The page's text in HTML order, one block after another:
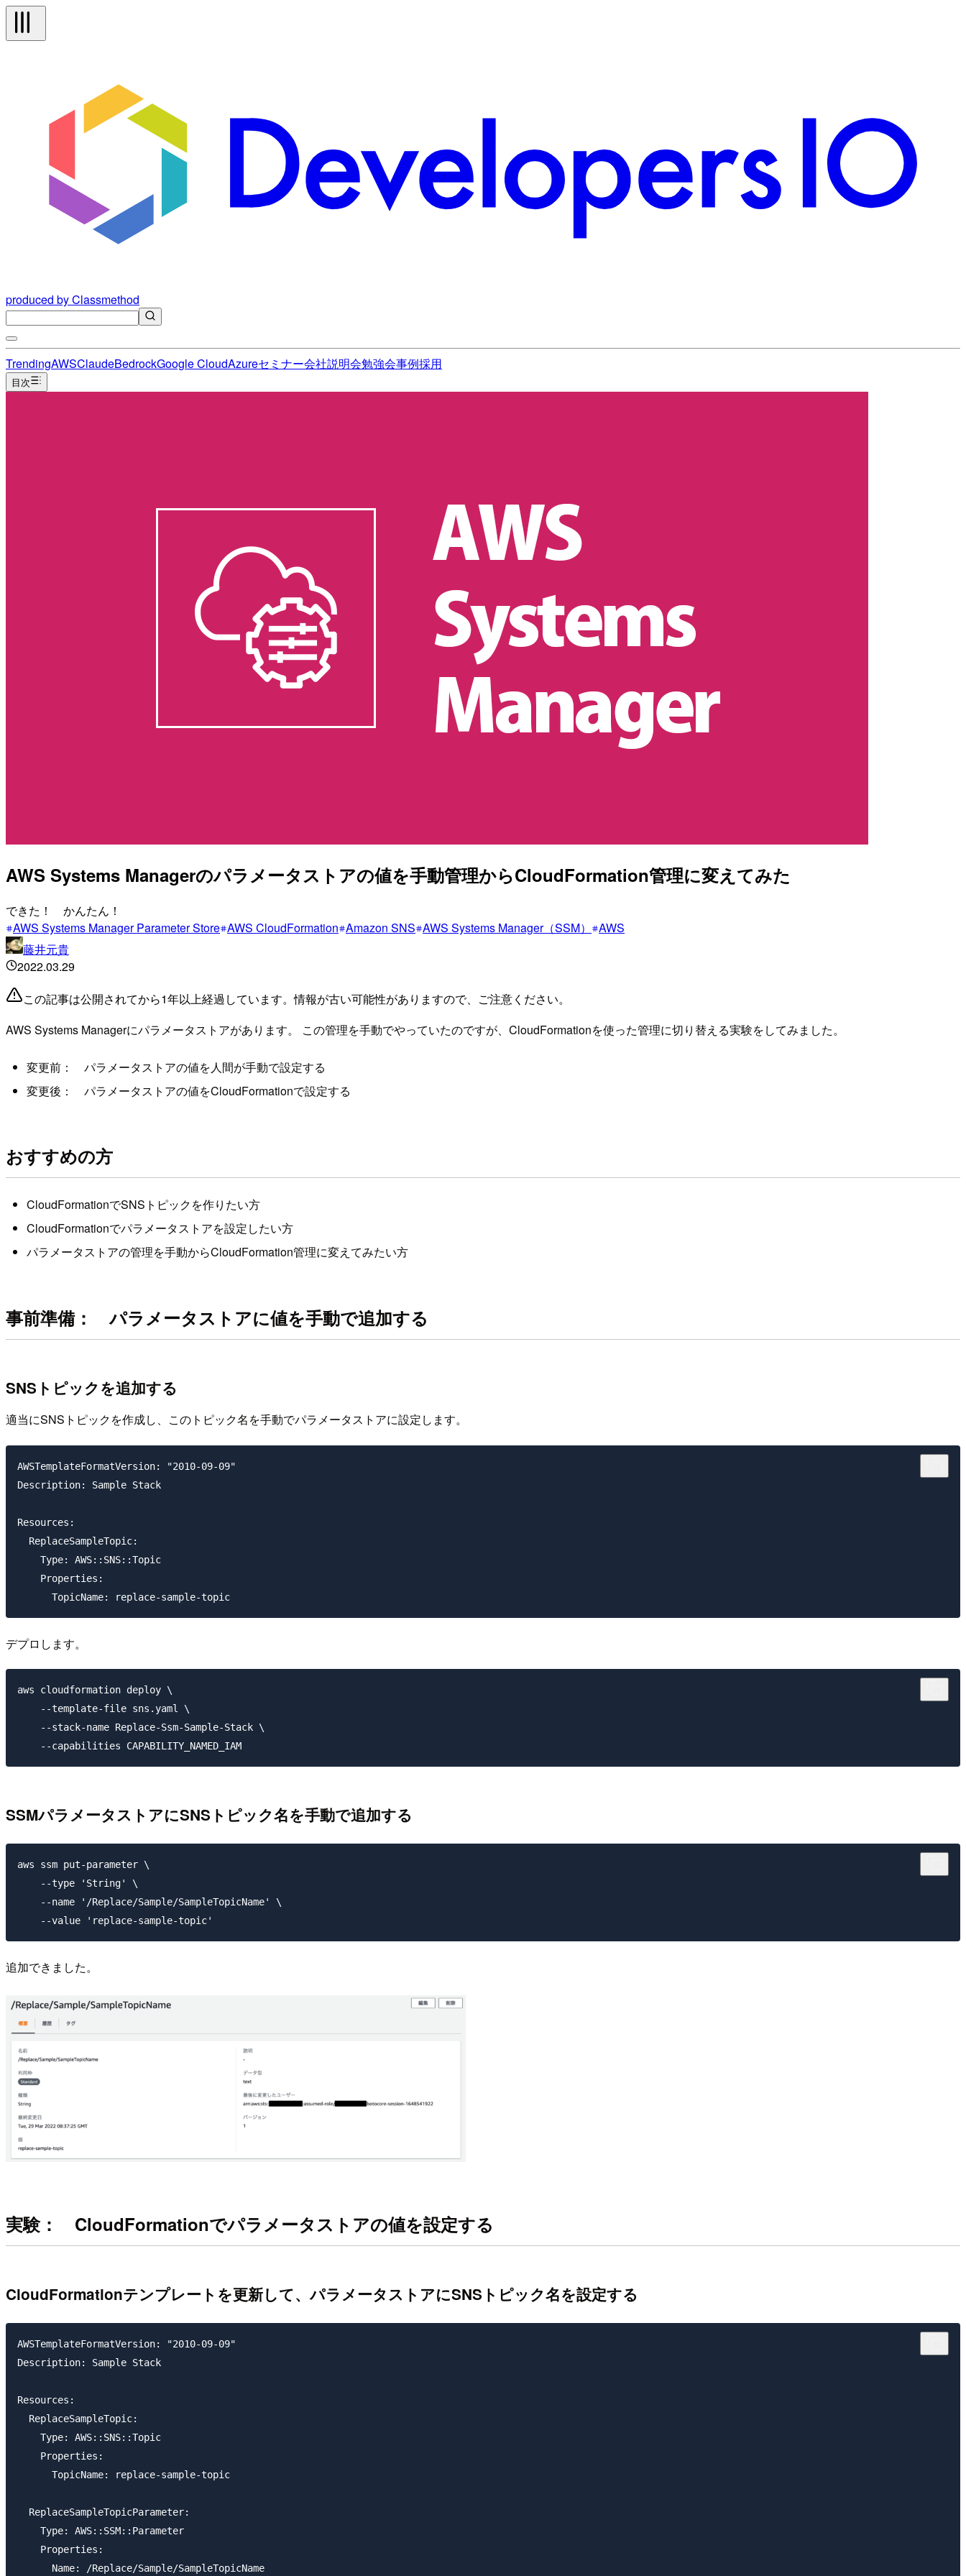
produced by Classmethod
TrendingAWSClaudeBedrockGoogle CloudAzureセミナー会社説明会勉強会事例採用
目次
AWS Systems Managerのパラメータストアの値を手動管理からCloudFormation管理に変えてみた
できた！ かんたん！
AWS Systems Manager Parameter Store AWS CloudFormation Amazon SNS AWS Systems Manager（SSM）
AWS
藤井元貴
2022.03.29
この記事は公開されてから1年以上経過しています。情報が古い可能性がありますので、ご注意ください。
AWS Systems Managerにパラメータストアがあります。 この管理を手動でやっていたのですが、CloudFormationを使った管理に切り替える実験をしてみました。
変更前： パラメータストアの値を人間が手動で設定する
変更後： パラメータストアの値をCloudFormationで設定する
おすすめの方
CloudFormationでSNSトピックを作りたい方
CloudFormationでパラメータストアを設定したい方
パラメータストアの管理を手動からCloudFormation管理に変えてみたい方
事前準備： パラメータストアに値を手動で追加する
SNSトピックを追加する
適当にSNSトピックを作成し、このトピック名を手動でパラメータストアに設定します。
AWSTemplateFormatVersion: "2010-09-09"
Description: Sample Stack
Resources:
  ReplaceSampleTopic:
    Type: AWS::SNS::Topic
    Properties:
デプロします。
aws cloudformation deploy \
    --template-file sns.yaml \
    --stack-name Replace-Ssm-Sample-Stack \
SSMパラメータストアにSNSトピック名を手動で追加する
aws ssm put-parameter \
    --type 'String' \
    --name '/Replace/Sample/SampleTopicName' \
追加できました。
実験： CloudFormationでパラメータストアの値を設定する
CloudFormationテンプレートを更新して、パラメータストアにSNSトピック名を設定する
AWSTemplateFormatVersion: "2010-09-09"
Description: Sample Stack
Resources:
  ReplaceSampleTopic:
    Type: AWS::SNS::Topic
    Properties:
      TopicName: replace-sample-topic
  ReplaceSampleTopicParameter:
    Type: AWS::SSM::Parameter
    Properties:
      Name: /Replace/Sample/SampleTopicName